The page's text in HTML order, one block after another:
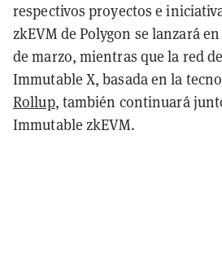
respectivos proyectos e
zkEVM de Polygon se lanzará
de marzo, mientras que la red
Immutable X, basada en la
Rollup, también continuará
Immutable zkEVM.